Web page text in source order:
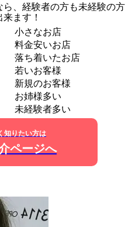
ら、経験者の方も未経験の方
ます！
小さなお店
料金安いお店
落ち着いたお店
若いお客様
新規のお客様
お姉様多い
未経験者多い
知りたい方は
ページへ